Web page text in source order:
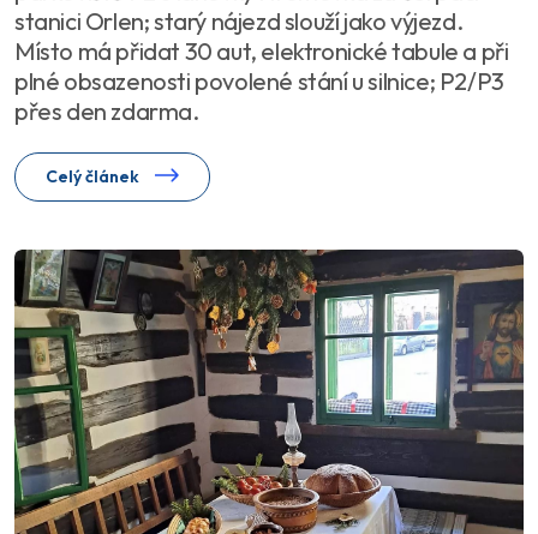
stanici Orlen; starý nájezd slouží jako výjezd.
Místo má přidat 30 aut, elektronické tabule a při
plné obsazenosti povolené stání u silnice; P2/P3
přes den zdarma.
Celý článek